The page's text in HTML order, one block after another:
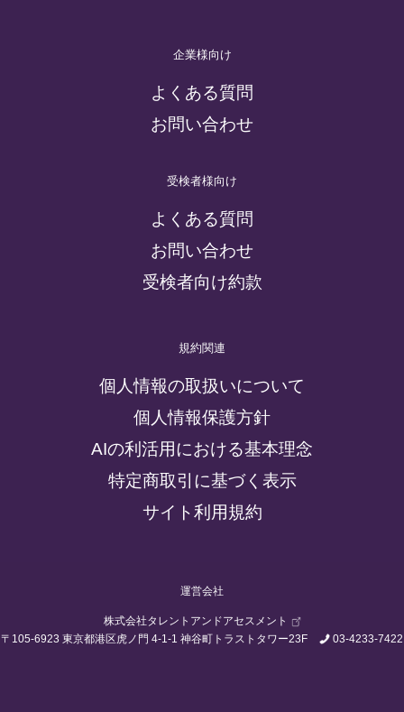
企業様向け
よくある質問
お問い合わせ
受検者様向け
よくある質問
お問い合わせ
受検者向け約款
規約関連
個人情報の取扱いについて
個人情報保護方針
AIの利活用における基本理念
特定商取引に基づく表示
サイト利用規約
運営会社
株式会社タレントアンドアセスメント
〒105-6923 東京都港区虎ノ門 4-1-1 神谷町トラストタワー23F
03-4233-7422